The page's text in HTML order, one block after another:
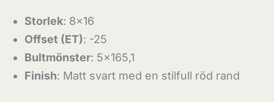
Storlek: 8×16
Offset (ET): -25
Bultmönster: 5×165,1
Finish: Matt svart med en stilfull röd rand